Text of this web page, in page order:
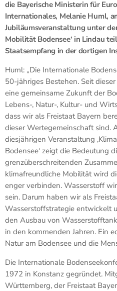
die Bayerische Ministerin für
Internationales, Melanie Huml,
Jubiläumsveranstaltung unter
Mobilität Bodensee‘ in Lindau
Staatsempfang in der dortigen
Huml: „Die Internationale
50-jähriges Bestehen. Seit
eine gemeinsame Zukunft der
Lebens-, Natur-, Kultur- und
dass wir als Freistaat Bayern
dieser Wertegemeinschaft sind.
diesjährigen Veranstaltung
Bodensee‘ zeigt die Bedeutung
grenzüberschreitenden
klimafreundliche Mobilität wird
enger verbinden. Wasserstoff
sein. Darum haben wir als
Wasserstoffstrategie entwickelt
den Ausbau von
in den kommenden Jahren. Ein
Natur am Bodensee und die
Die Internationale
1972 in Konstanz gegründet.
Württemberg, der Freistaat